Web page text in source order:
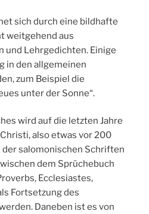
sich durch eine bildhafte
weitgehend aus
und Lehrgedichten. Einige
in den allgemeinen
zum Beispiel die
unter der Sonne“.
wird auf die letzten Jahre
also etwas vor 200
der salomonischen Schriften
dem Sprüchebuch
Ecclesiastes,
Fortsetzung des
Daneben ist es von